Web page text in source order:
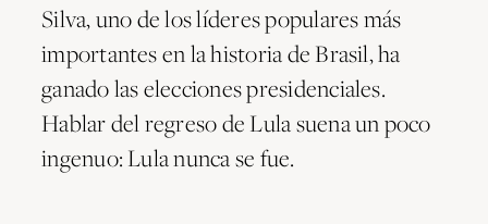
Silva, uno de los líderes populares más
importantes en la historia de Brasil, ha
ganado las elecciones presidenciales.
Hablar del regreso de Lula suena un poco
ingenuo: Lula nunca se fue.